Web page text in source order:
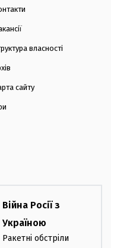
власності
сайту
Війна Росії з
Україною
Ракетні обстріли